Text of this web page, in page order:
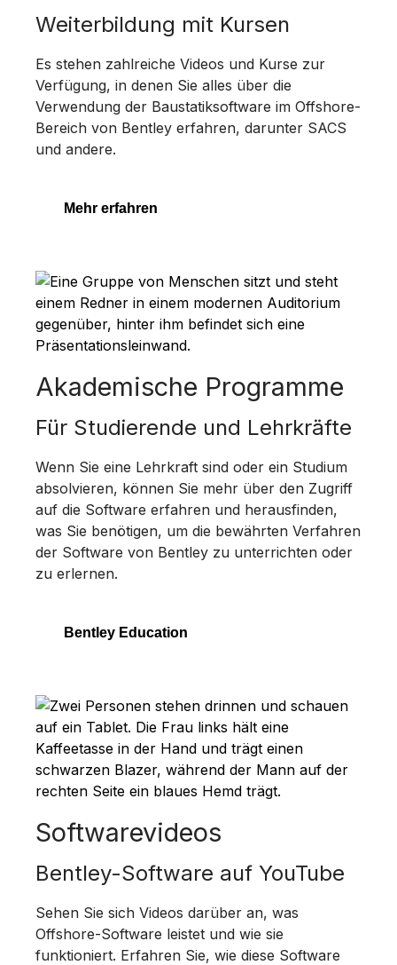
Weiterbildung mit Kursen
Es stehen zahlreiche Videos und Kurse zur
Verfügung, in denen Sie alles über die
Verwendung der Baustatiksoftware im Offshore-
Bereich von Bentley erfahren, darunter SACS
und andere.
Mehr erfahren
Akademische Programme
Für Studierende und Lehrkräfte
Wenn Sie eine Lehrkraft sind oder ein Studium
absolvieren, können Sie mehr über den Zugriff
auf die Software erfahren und herausfinden,
was Sie benötigen, um die bewährten Verfahren
der Software von Bentley zu unterrichten oder
zu erlernen.
Bentley Education
Softwarevideos
Bentley-Software auf YouTube
Sehen Sie sich Videos darüber an, was
Offshore-Software leistet und wie sie
funktioniert. Erfahren Sie, wie diese Software